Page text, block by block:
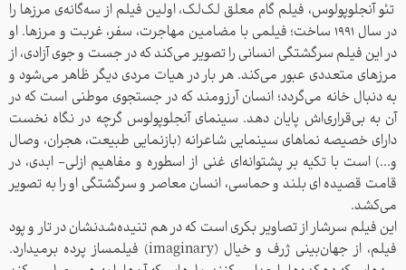
تئو آنجلوپولوس، فیلم گام معلق لک‌لک، اولین فیلم از سه‌‌گانه‌ی مرزها را
در سال ۱۹۹۱ ساخت؛ فیلمی با مضامین مهاجرت، سفر، غربت و مرزها. او
در این فیلم سرگشتگی انسانی را تصویر می‌کند که در جست و جوی آزادی، از
مرزهای متعددی عبور می‌کند. هر بار در هیات مردی دیگر ظاهر می‌شود و
به دنبال خانه می‌گردد؛ انسان آرزومند که در جستجوی موطنی است که در
آن به بی‌قراری‌اش پایان دهد. سینمای آنجلوپولوس گرچه در نگاه نخست
دارای خصیصه نماهای سینمایی شاعرانه (بازنمایی طبیعت، هجران، وصال
و...) است با تکیه بر پشتوانه‌ا‌ی غنی از اسطوره و مفاهیم ازلی- ابدی، در
قامت قصیده ای بلند و حماسی، انسان معاصر و سرگشتگی او را به تصویر
می‌کشد.
این فیلم سرشار از تصاویر بکری است که در هم تنیده‌شدنشان در تار و پود
فیلم، از جهان‌بینی ژرف و خیال (imaginary) فیلمساز پرده برمیدارد.